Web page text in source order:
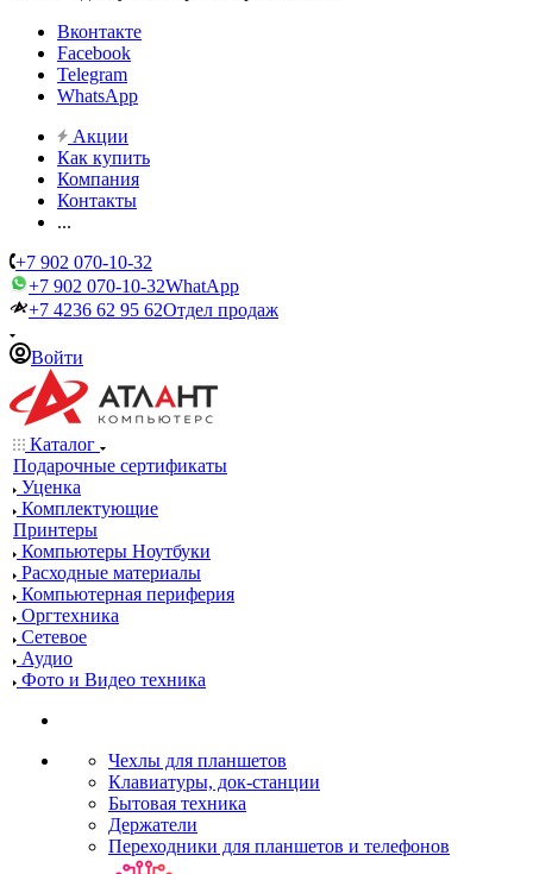
Вконтакте
Facebook
Telegram
WhatsApp
Акции
Как купить
Компания
Контакты
...
+7 902 070-10-32
+7 902 070-10-32WhatApp
+7 4236 62 95 62Отдел продаж
Войти
Каталог
Подарочные сертификаты
Уценка
Комплектующие
Принтеры
Компьютеры Ноутбуки
Расходные материалы
Компьютерная периферия
Оргтехника
Сетевое
Аудио
Фото и Видео техника
Чехлы для планшетов
Клавиатуры, док-станции
Бытовая техника
Держатели
Переходники для планшетов и телефонов